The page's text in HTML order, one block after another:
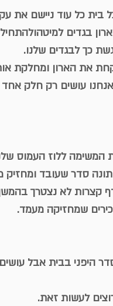
בית כל עוד ניישם את
בגדים למיטהולהתחיל
כך לבגדים שלנו.
את הארון ומחלקת
עושים רק חלק
המשימה ללוז העמוס
סדר שעובד
חולצות מדף קצרות לא
שמחזיקה מעמד.
היפני בבית אבל
לעשות זאת.